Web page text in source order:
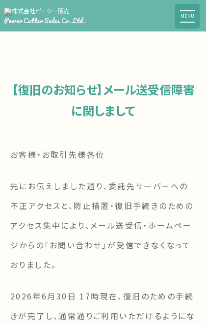
Power Cutter Sales Co. Ltd. MENU
【復旧のお知らせ】メール送受信障害
に関しまして
お客様・お取引先様各位
先にお伝えしました通り、委託先サーバーへの
不正アクセスと、防止措置・復旧手続きのための
アクセス集中により、メール送受信・ホームペー
ジからの「お問い合わせ」が受信できなくなって
おりました。
2026年6月30日 17時現在、復旧のための手続
きが完了し、通常通りご利用いただけるようにな